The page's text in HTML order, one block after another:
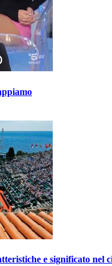
e significato nel